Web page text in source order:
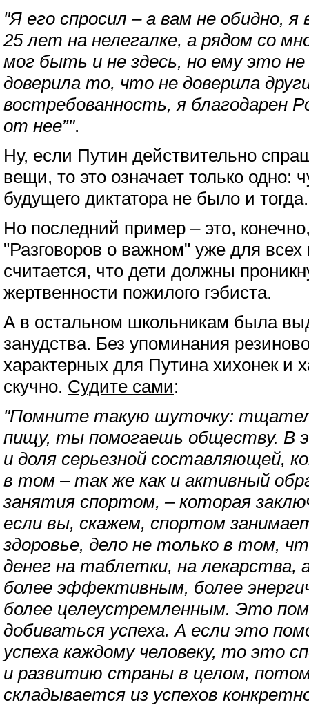
"Я его спросил – а вам не обидно,
25 лет на нелегалке, а рядом со
мог быть и не здесь, но ему это
доверила то, что не доверила
востребованность, я благодарен
от нее”".
Ну, если Путин действительно
вещи, то это означает только одно:
будущего диктатора не было и тогда.
Но последний пример – это,
"Разговоров о важном" уже для
считается, что дети должны
жертвенности пожилого гэбиста.
А в остальном школьникам была
занудства. Без упоминания
характерных для Путина хихонек и
скучно. Судите сами:
"Помните такую шуточку:
пищу, ты помогаешь обществу. В
и доля серьезной составляющей,
в том – так же как и активный
занятия спортом, – которая
если вы, скажем, спортом
здоровье, дело не только в том,
денег на таблетки, на лекарства,
более эффективным, более
более целеустремленным. Это
добиваться успеха. А если это
успеха каждому человеку, то это
и развитию страны в целом,
складывается из успехов